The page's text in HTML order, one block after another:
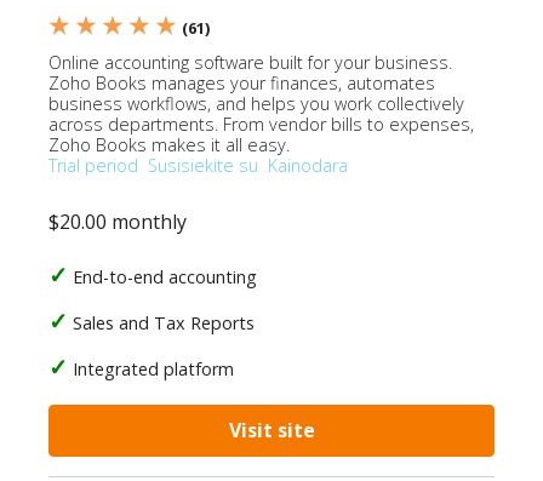
★ ★ ★ ★ ★ (61)
Online accounting software built for your business.
Zoho Books manages your finances, automates
business workflows, and helps you work collectively
across departments. From vendor bills to expenses,
Zoho Books makes it all easy.
Trial period Susisiekite su Kainodara
$20.00 monthly
End-to-end accounting
Sales and Tax Reports
Integrated platform
Visit site